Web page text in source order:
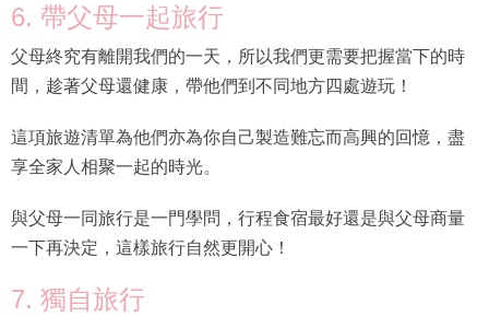
6. 帶父母一起旅行
父母終究有離開我們的一天，所以我們更需要把握當下的時
間，趁著父母還健康，帶他們到不同地方四處遊玩！
這項旅遊清單為他們亦為你自己製造難忘而高興的回憶，盡
享全家人相聚一起的時光。
與父母一同旅行是一門學問，行程食宿最好還是與父母商量
一下再決定，這樣旅行自然更開心！
7. 獨自旅行